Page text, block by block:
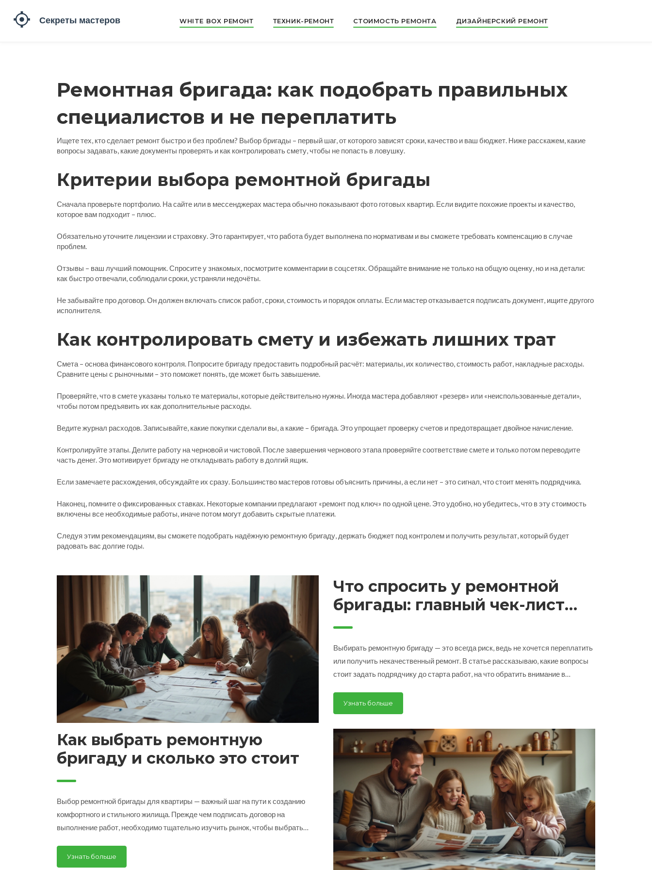
WHITE BOX РЕМОНТ ТЕХНИК-РЕМОНТ СТОИМОСТЬ РЕМОНТА ДИЗАЙНЕРСКИЙ РЕМОНТ
Ремонтная бригада: как подобрать правильных
специалистов и не переплатить
Ищете тех, кто сделает ремонт быстро и без проблем? Выбор бригады – первый шаг, от которого зависят сроки, качество и ваш бюджет. Ниже расскажем, какие
вопросы задавать, какие документы проверять и как контролировать смету, чтобы не попасть в ловушку.
Критерии выбора ремонтной бригады
Сначала проверьте портфолио. На сайте или в мессенджерах мастера обычно показывают фото готовых квартир. Если видите похожие проекты и качество,
которое вам подходит – плюс.
Обязательно уточните лицензии и страховку. Это гарантирует, что работа будет выполнена по нормативам и вы сможете требовать компенсацию в случае
проблем.
Отзывы – ваш лучший помощник. Спросите у знакомых, посмотрите комментарии в соцсетях. Обращайте внимание не только на общую оценку, но и на детали:
как быстро отвечали, соблюдали сроки, устраняли недочёты.
Не забывайте про договор. Он должен включать список работ, сроки, стоимость и порядок оплаты. Если мастер отказывается подписать документ, ищите другого
исполнителя.
Как контролировать смету и избежать лишних трат
Смета – основа финансового контроля. Попросите бригаду предоставить подробный расчёт: материалы, их количество, стоимость работ, накладные расходы.
Сравните цены с рыночными – это поможет понять, где может быть завышение.
Проверяйте, что в смете указаны только те материалы, которые действительно нужны. Иногда мастера добавляют «резерв» или «неиспользованные детали»,
чтобы потом предъявить их как дополнительные расходы.
Ведите журнал расходов. Записывайте, какие покупки сделали вы, а какие – бригада. Это упрощает проверку счетов и предотвращает двойное начисление.
Контролируйте этапы. Делите работу на черновой и чистовой. После завершения чернового этапа проверяйте соответствие смете и только потом переводите
часть денег. Это мотивирует бригаду не откладывать работу в долгий ящик.
Если замечаете расхождения, обсуждайте их сразу. Большинство мастеров готовы объяснить причины, а если нет – это сигнал, что стоит менять подрядчика.
Наконец, помните о фиксированных ставках. Некоторые компании предлагают «ремонт под ключ» по одной цене. Это удобно, но убедитесь, что в эту стоимость
включены все необходимые работы, иначе потом могут добавить скрытые платежи.
Следуя этим рекомендациям, вы сможете подобрать надёжную ремонтную бригаду, держать бюджет под контролем и получить результат, который будет
радовать вас долгие годы.
Что спросить у ремонтной
бригады: главный чек-лист
для выбора подрядчика
Выбирать ремонтную бригаду — это всегда риск, ведь не хочется переплатить
или получить некачественный ремонт. В статье рассказываю, какие вопросы
стоит задать подрядчику до старта работ, на что обратить внимание в
для общения с ремонтниками, чтобы не попасться на уловки и выбрать
надёжную команду. Будет много примеров из реальных историй и рабочих
Узнать больше
Как выбрать ремонтную
бригаду и сколько это стоит
Выбор ремонтной бригады для квартиры — важный шаг на пути к созданию
комфортного и стильного жилища. Прежде чем подписать договор на
выполнение работ, необходимо тщательно изучить рынок, чтобы выбрать
значительно варьироваться, в зависимости от объема работ и используемых
материалов. В статье рассматриваем, как правильно оценить предложение и
Узнать больше